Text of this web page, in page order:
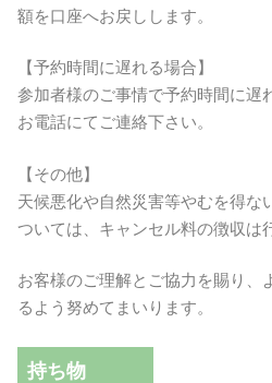
額を口座へお戻しします。
【予約時間に遅れる場合】
参加者様のご事情で予約時間に遅
お電話にてご連絡下さい。
【その他】
天候悪化や自然災害等やむを得な
ついては、キャンセル料の徴収は
お客様のご理解とご協力を賜り、
るよう努めてまいります。
持ち物